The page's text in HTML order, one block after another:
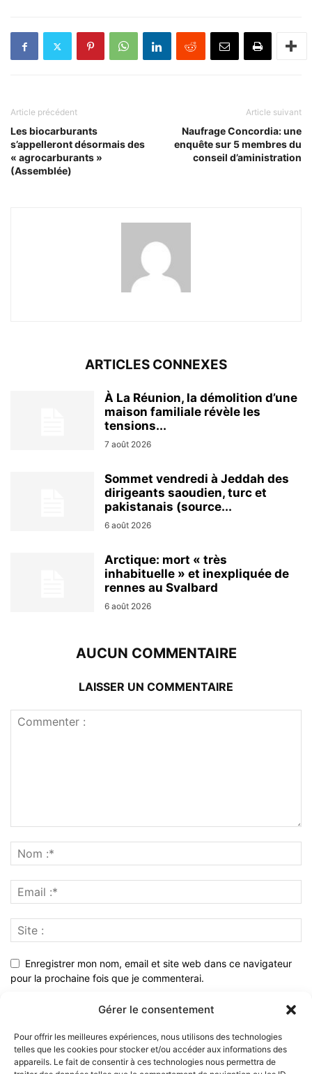
Gérer le consentement
Pour offrir les meilleures expériences, nous utilisons des technologies
telles que les cookies pour stocker et/ou accéder aux informations des
appareils. Le fait de consentir à ces technologies nous permettra de
Article précédent
Les biocarburants
s’appelleront désormais des
« agrocarburants »
(Assemblée)
Article suivant
Naufrage Concordia: une
enquête sur 5 membres du
conseil d’aministration
ARTICLES CONNEXES
À La Réunion, la démolition d’une
maison familiale révèle les
tensions...
7 août 2026
Sommet vendredi à Jeddah des
dirigeants saoudien, turc et
pakistanais (source...
6 août 2026
Arctique: mort « très
inhabituelle » et inexpliquée de
rennes au Svalbard
6 août 2026
AUCUN COMMENTAIRE
LAISSER UN COMMENTAIRE
Enregistrer mon nom, email et site web dans ce navigateur
pour la prochaine fois que je commenterai.